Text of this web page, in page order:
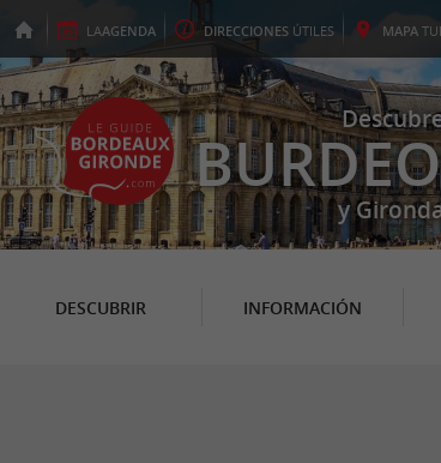
LAAGENDA DIRECCIONES ÚTILES MAPA
y
DESCUBRIR INFORMACIÓN